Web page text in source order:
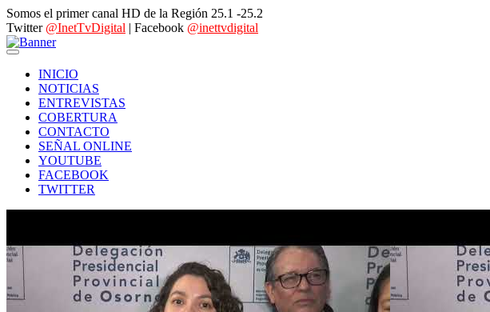
Somos el primer canal HD de la Región 25.1 -25.2
Twitter @InetTvDigital | Facebook @inettvdigital
INICIO
NOTICIAS
ENTREVISTAS
COBERTURA
CONTACTO
SEÑAL ONLINE
YOUTUBE
FACEBOOK
TWITTER